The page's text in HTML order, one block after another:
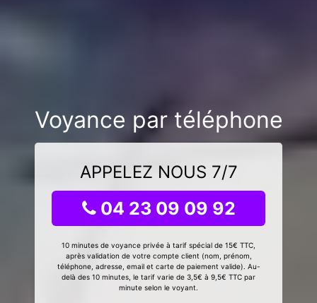
Voyance par téléphone
APPELEZ NOUS 7/7
04 23 09 09 92
10 minutes de voyance privée à tarif spécial de 15€ TTC,
après validation de votre compte client (nom, prénom,
téléphone, adresse, email et carte de paiement valide). Au-
delà des 10 minutes, le tarif varie de 3,5€ à 9,5€ TTC par
minute selon le voyant.